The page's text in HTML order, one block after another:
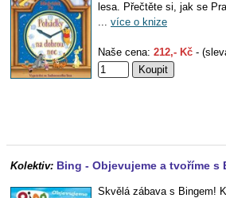
lesa. Přečtěte si, jak se
... více o knize
Naše cena: 212,- Kč -
Kolektiv: Bing - Objevujeme a tvoříme s
Skvělá zábava s Bingem!